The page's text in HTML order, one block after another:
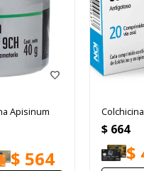
Apisinum
$ 564
$ 664
$